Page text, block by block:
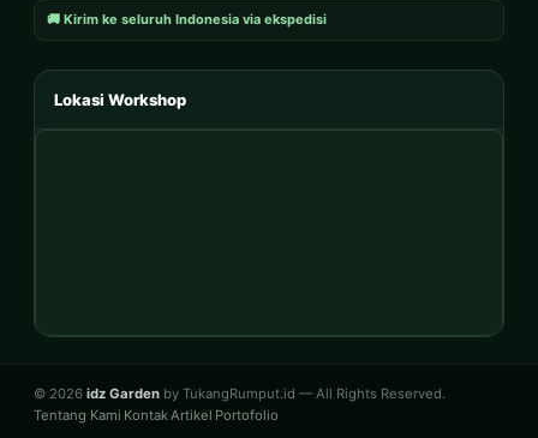
🚚 Kirim ke seluruh Indonesia via ekspedisi
Lokasi Workshop
© 2026 idz Garden by TukangRumput.id — All Rights Reserved.
Tentang Kami KontakArtikel Portofolio